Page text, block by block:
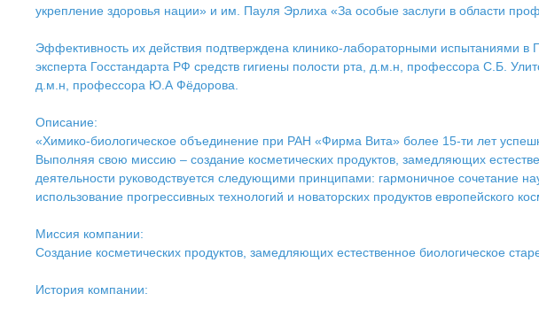
укрепление здоровья нации» и им. Пауля Эрлиха «За особые заслуги в области
Эффективность их действия подтверждена клинико-лабораторными испытаниями
эксперта Госстандарта РФ средств гигиены полости рта, д.м.н, профессора С.Б.
д.м.н, профессора Ю.А Фёдорова.
Описание:
«Химико-биологическое объединение при РАН «Фирма Вита» более 15-ти лет
Выполняя свою миссию – создание косметических продуктов, замедляющих
деятельности руководствуется следующими принципами: гармоничное сочетание
использование прогрессивных технологий и новаторских продуктов европейского
Миссия компании:
Создание косметических продуктов, замедляющих естественное биологическое
История компании: